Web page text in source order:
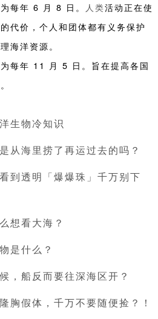
为每年 6 月 8 日。 人类活动正在使
代价，个人和团体都有义务保护
海洋资源。
为每年 11 月 5 日。旨在提高各国
生物冷知识
从海里捞了再运过去的吗？
到透明「爆爆珠」千万别下
想看大海？
是什么？
，船反而要往深海区开？
胸假体，千万不要随便捡？！